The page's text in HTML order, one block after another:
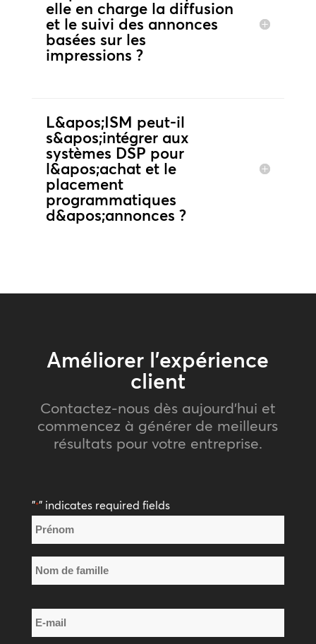
elle en charge la diffusion
et le suivi des annonces
basées sur les
impressions ?
L&apos;ISM peut-il
s&apos;intégrer aux
systèmes DSP pour
l&apos;achat et le
placement
programmatiques
d&apos;annonces ?
Améliorer l’expérience
client
Contactez-nous dès aujourd’hui et
commencez à générer de meilleurs
résultats pour votre entreprise.
"*" indicates required fields
Nom
*
de
E-
mail